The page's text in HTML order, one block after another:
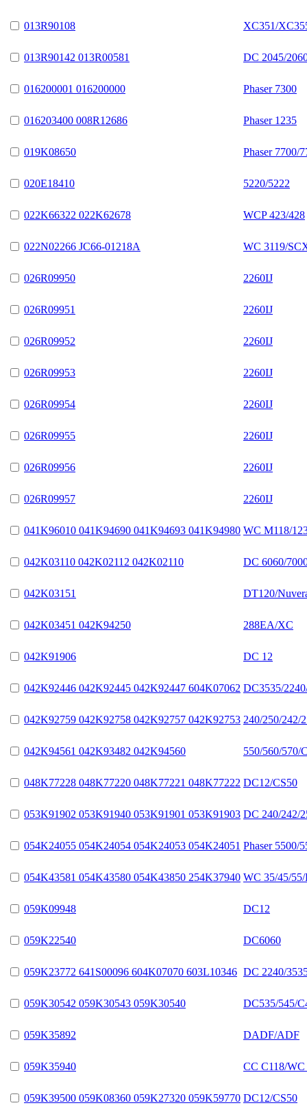
013R90108 XC351/
013R90142 013R00581 DC 2045/
016200001 016200000 Phaser 7300
016203400 008R12686 Phaser 1235
019K08650 Phaser 7700/
020E18410 5220/5222
022K66322 022K62678 WCP 423/428
022N02266 JC66-01218A WC 3119/
026R09950 2260IJ
026R09951 2260IJ
026R09952 2260IJ
026R09953 2260IJ
026R09954 2260IJ
026R09955 2260IJ
026R09956 2260IJ
026R09957 2260IJ
041K96010 041K94690 041K94693 041K94980 WC M118/
042K03110 042K02112 042K02110 DC 6060/
042K03151 DT120/
042K03451 042K94250 288EA/XC
042K91906 DC 12
042K92446 042K92445 042K92447 604K07062 DC3535/
042K92759 042K92758 042K92757 042K92753 240/250/242/
042K94561 042K93482 042K94560 550/560/570/
048K77228 048K77220 048K77221 048K77222 DC12/CS50
053K91902 053K91940 053K91901 053K91903 DC 240/242/
054K24055 054K24054 054K24053 054K24051 Phaser 5500/
054K43581 054K43580 054K43850 254K37940 WC 35/45/
059K09948 DC12
059K22540 DC6060
059K23772 641S00096 604K07070 603L10346 DC 2240/
059K30542 059K30543 059K30540 DC535/545/
059K35892 DADF/ADF
059K35940 CC C118/
059K39500 059K08360 059K27320 059K59770 DC12/CS50